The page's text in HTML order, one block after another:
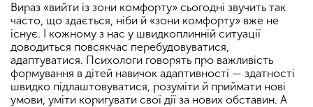
Вираз «вийти із зони комфорту» сьогодні звучить так
часто, що здається, ніби й «зони комфорту» вже не
існує. І кожному з нас у швидкоплинній ситуації
доводиться повсякчас перебудовуватися,
адаптуватися. Психологи говорять про важливість
формування в дітей навичок адаптивності — здатності
швидко підлаштовуватися, розуміти й приймати нові
умови, уміти коригувати свої дії за нових обставин. А